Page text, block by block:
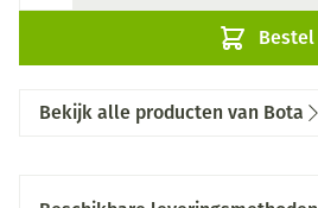
Bestel
Bekijk alle producten van Bota